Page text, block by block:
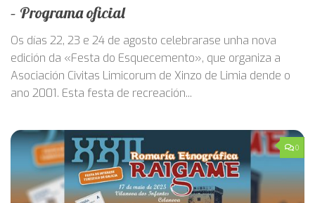
– Programa oficial
Os días 22, 23 e 24 de agosto celebrarase unha nova
edición da «Festa do Esquecemento», que organiza a
Asociación Civitas Limicorum de Xinzo de Limia dende o
ano 2001. Esta festa de recreación...
0